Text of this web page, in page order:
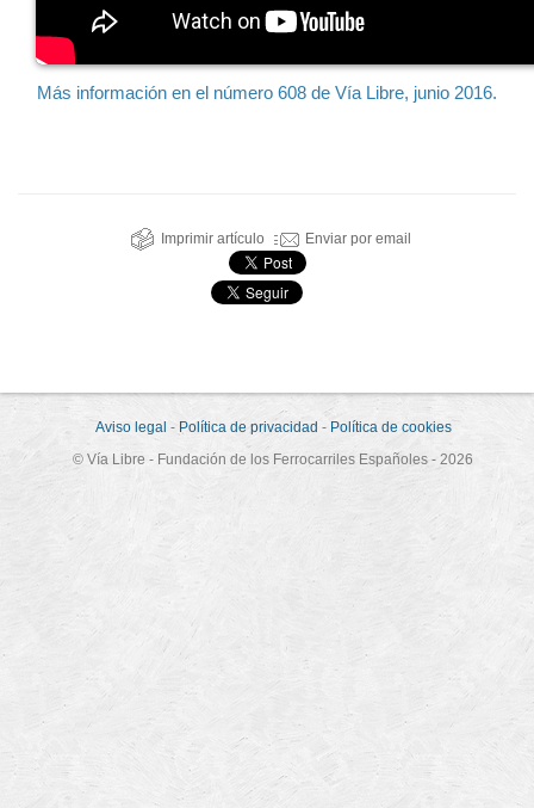
Más información en el número 608 de Vía Libre, junio 2016.
Imprimir artículo Enviar por email
Aviso legal - Política de privacidad - Política de cookies
© Vía Libre - Fundación de los Ferrocarriles Españoles - 2026